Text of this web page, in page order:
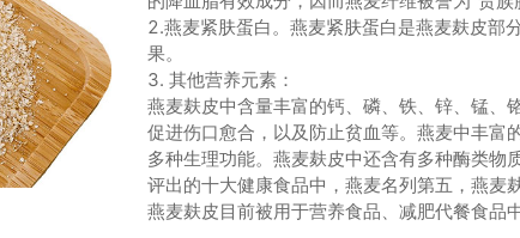
2.燕麦紧肤蛋白。燕麦紧肤蛋白是燕麦麸皮部
果。
3. 其他营养元素：
燕麦麸皮中含量丰富的钙、磷、铁、锌、锰、
促进伤口愈合，以及防止贫血等。燕麦中丰
多种生理功能。燕麦麸皮中还含有多种酶类物
评出的十大健康食品中，燕麦名列第五，燕麦
燕麦麸皮目前被用于营养食品、减肥代餐食品